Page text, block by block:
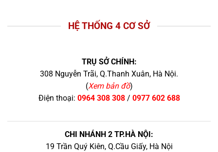
HỆ THỐNG 4 CƠ SỞ
TRỤ SỞ CHÍNH:
308 Nguyễn Trãi, Q.Thanh Xuân, Hà Nội.
(Xem bản đồ)
Điện thoại: 0964 308 308/ 0977 602 688
CHI NHÁNH 2 TP.HÀ NỘI:
19 Trần Quý Kiên, Q.Cầu Giấy, Hà Nội